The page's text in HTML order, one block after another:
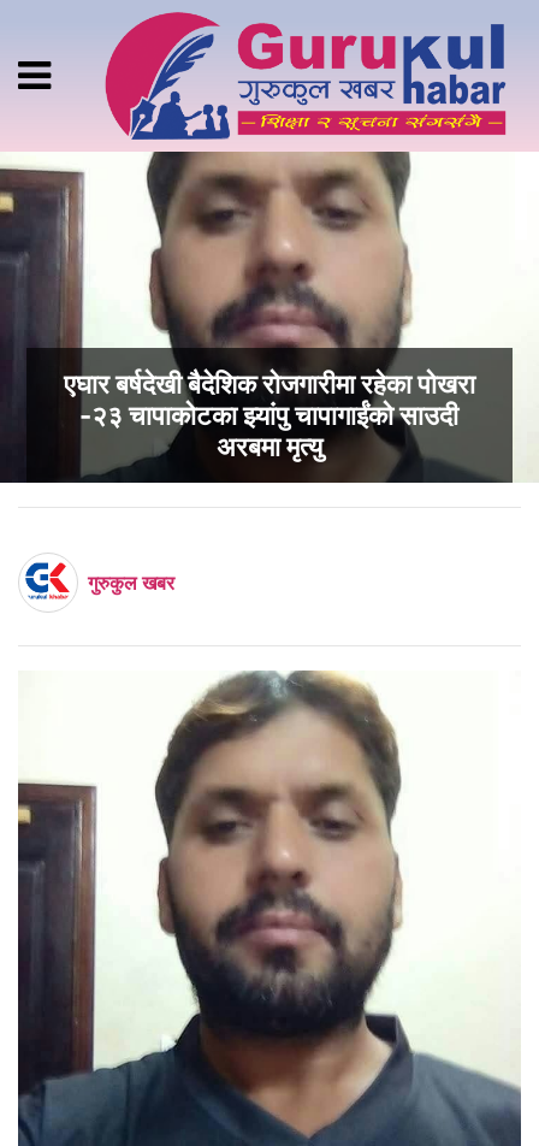
एघार बर्षदेखी बैदेशिक रोजगारीमा रहेका पोखरा
-२३ चापाकोटका झ्यांपु चापागाईंको साउदी
अरबमा मृत्यु
गुरुकुल खबर